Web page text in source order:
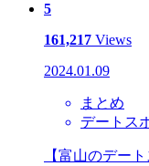
5
161,217 Views
2024.01.09
まとめ
デートス
【富山のデー